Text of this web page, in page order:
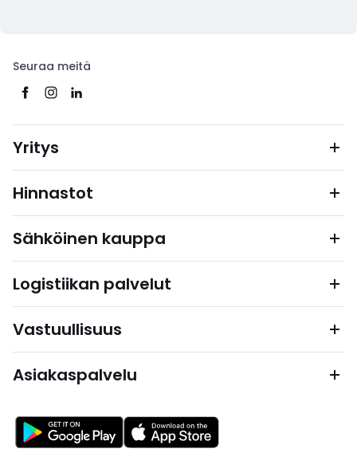
Seuraa meitä
Yritys
Hinnastot
Sähköinen kauppa
Logistiikan palvelut
Vastuullisuus
Asiakaspalvelu